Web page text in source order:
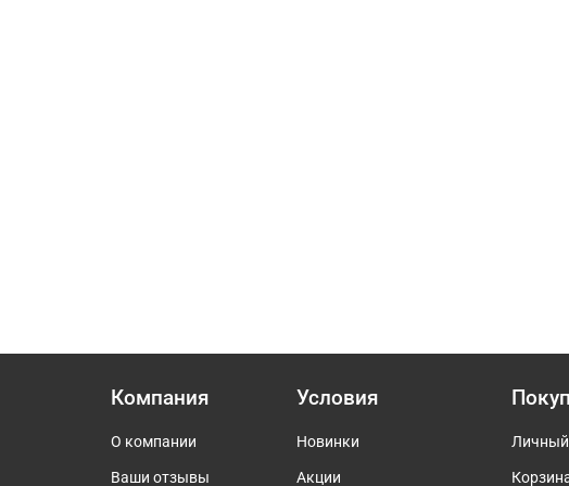
Компания
О компании
Ваши отзывы
Условия
Новинки
Акции
Личный